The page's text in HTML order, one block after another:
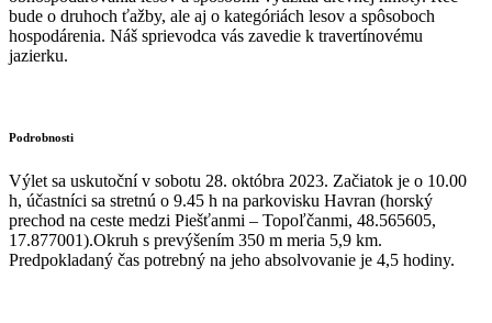
bude o druhoch ťažby, ale aj o kategóriách lesov a spôsoboch
hospodárenia. Náš sprievodca vás zavedie k travertínovému
jazierku.
Podrobnosti
Výlet sa uskutoční v sobotu 28. októbra 2023. Začiatok je o 10.00
h, účastníci sa stretnú o 9.45 h na parkovisku Havran (horský
prechod na ceste medzi Piešťanmi – Topoľčanmi, 48.565605,
17.877001).Okruh s prevýšením 350 m meria 5,9 km.
Predpokladaný čas potrebný na jeho absolvovanie je 4,5 hodiny.